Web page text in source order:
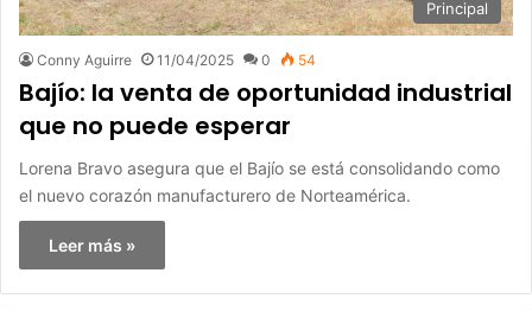
Principal
Conny Aguirre 11/04/2025 0 54
Bajío: la venta de oportunidad industrial
que no puede esperar
Lorena Bravo asegura que el Bajío se está consolidando como
el nuevo corazón manufacturero de Norteamérica.
Leer más »